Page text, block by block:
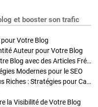
et booster son trafic
Votre Blog
Auteur pour Votre Blog
Stratégies de Publication : Boostez Votre Blog avec des Articles Fréquents et Exclusifs
Modernes pour le SEO
Enrichir Vos Articles avec des Contenus Riches : Stratégies pour Captiver et Optimiser
la Visibilité de Votre Blog